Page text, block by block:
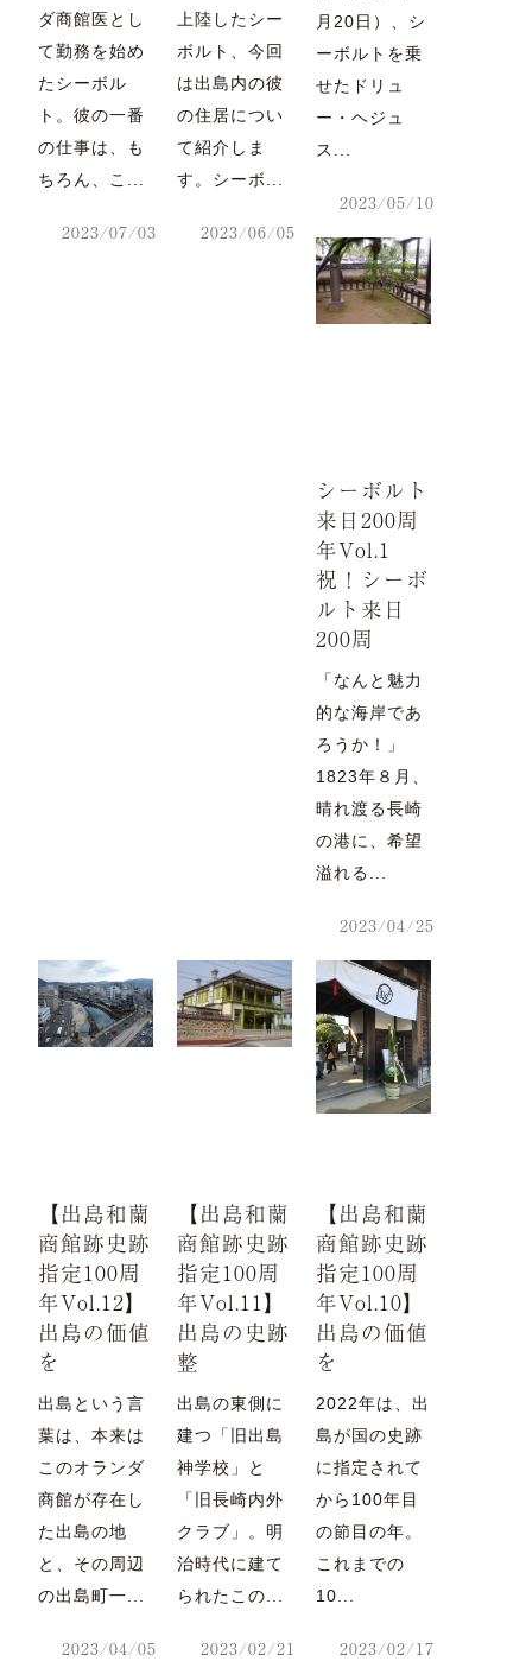
ダ商館医とし
て勤務を始め
たシーボル
ト。彼の一番
の仕事は、も
ちろん、こ...
2023/07/03
上陸したシー
ボルト、今回
は出島内の彼
の住居につい
て紹介しま
す。シーボ...
2023/06/05
月20日）、シ
ーボルトを乗
せたドリュ
ー・ヘジュ
ス...
2023/05/10
シーボルト
来日200周
年Vol.1
祝！シーボ
ルト来日
200周
「なんと魅力
的な海岸であ
ろうか！」
1823年８月、
晴れ渡る長崎
の港に、希望
溢れる...
2023/04/25
【出島和蘭
商館跡史跡
指定100周
年Vol.12】
出島の価値
を
出島という言
葉は、本来は
このオランダ
商館が存在し
た出島の地
と、その周辺
の出島町一...
2023/04/05
【出島和蘭
商館跡史跡
指定100周
年Vol.11】
出島の史跡
整
出島の東側に
建つ「旧出島
神学校」と
「旧長崎内外
クラブ」。明
治時代に建て
られたこの...
2023/02/21
【出島和蘭
商館跡史跡
指定100周
年Vol.10】
出島の価値
を
2022年は、出
島が国の史跡
に指定されて
から100年目
の節目の年。
これまでの
10...
2023/02/17